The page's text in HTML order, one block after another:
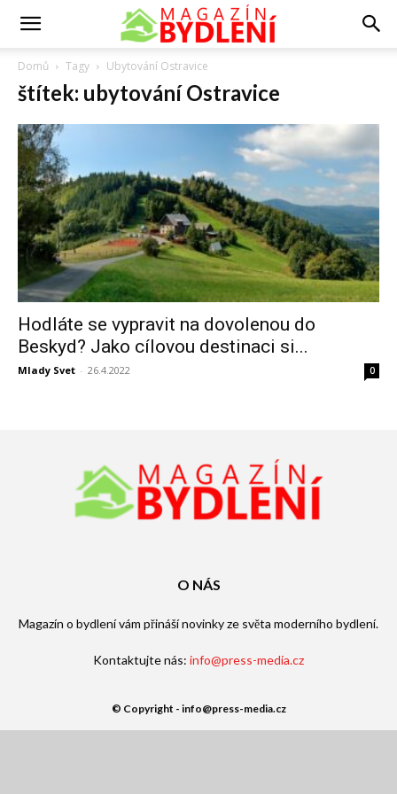
Domů Tagy Ubytování Ostravice
štítek: ubytování Ostravice
Hodláte se vypravit na dovolenou do
Beskyd? Jako cílovou destinaci si...
Mlady Svet - 26.4.2022 0
O NÁS
Magazín o bydlení vám přináší novinky ze světa moderního bydlení.
Kontaktujte nás: info@press-media.cz
© Copyright - info@press-media.cz